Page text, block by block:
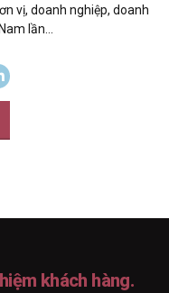
vị, doanh nghiệp, doanh
lần...
khách hàng.